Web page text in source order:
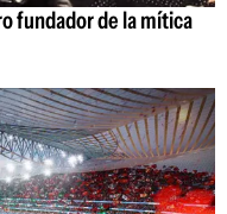
fundador de la mítica